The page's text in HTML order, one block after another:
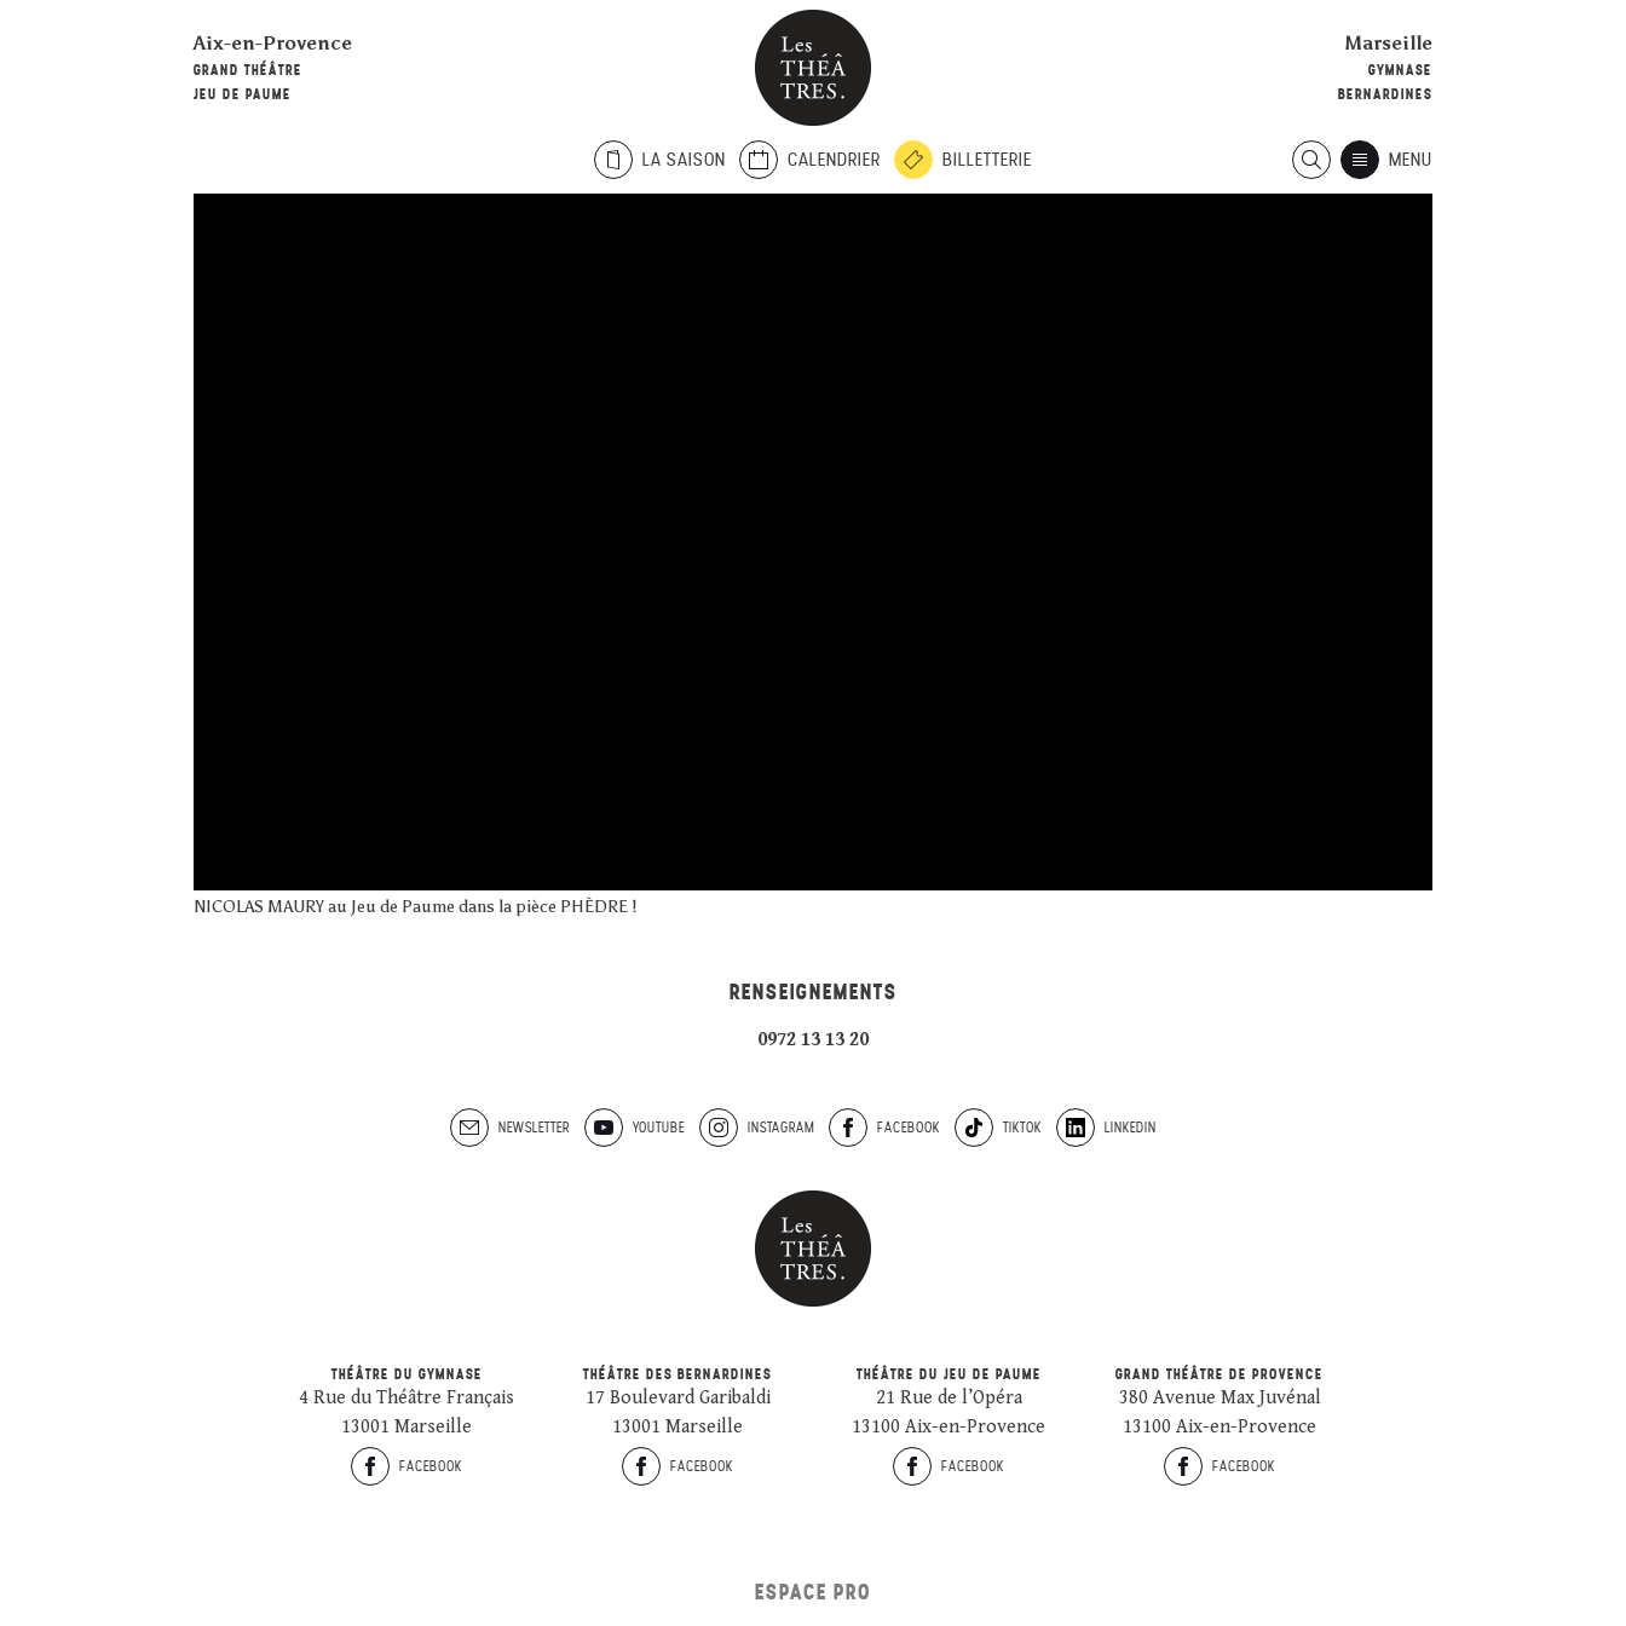
Marseille
GYMNASE
BERNARDINES
Aix-en-Provence
GRAND THÉÂTRE
JEU DE PAUME
LA SAISON CALENDRIER BILLETTERIE MENU
NICOLAS MAURY au Jeu de Paume dans la pièce PHÈDRE !
RENSEIGNEMENTS
0972 13 13 20
NEWSLETTER YOUTUBE INSTAGRAM FACEBOOK TIKTOK LINKEDIN
THÉÂTRE DU GYMNASE
4 Rue du Théâtre Français
13001 Marseille
FACEBOOK
THÉÂTRE DES BERNARDINES
17 Boulevard Garibaldi
13001 Marseille
FACEBOOK
THÉÂTRE DU JEU DE PAUME
21 Rue de l’Opéra
13100 Aix-en-Provence
FACEBOOK
GRAND THÉÂTRE DE PROVENCE
380 Avenue Max Juvénal
13100 Aix-en-Provence
FACEBOOK
ESPACE PRO